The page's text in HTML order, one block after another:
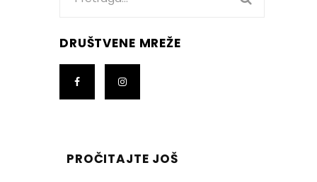
DRUŠTVENE MREŽE
PROČITAJTE JOŠ